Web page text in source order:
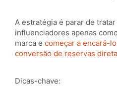
A estratégia é parar de
influenciadores apenas
marca e começar a encará-
conversão de reservas
Dicas-chave: